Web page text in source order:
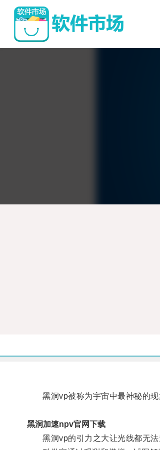
黑洞vp被称为宇宙中最神秘的现
黑洞加速npv官网下载
黑洞vp的引力之大让光线都无法